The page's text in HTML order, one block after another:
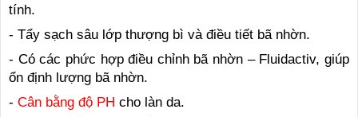
tính.
- Tẩy sạch sâu lớp thượng bì và điều tiết bã nhờn.
- Có các phức hợp điều chỉnh bã nhờn – Fluidactiv, giúp
ổn định lượng bã nhờn.
- Cân bằng độ PH cho làn da.